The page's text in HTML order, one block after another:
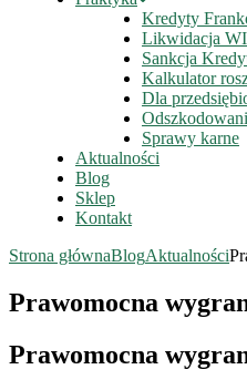
Kredyty
Likwidacja
Sankcja
Kalkulator
Dla
Sprawy karne
Aktualności
Blog
Sklep
Kontakt
Strona głównaBlogAktualności
Prawomocna
Prawomocna